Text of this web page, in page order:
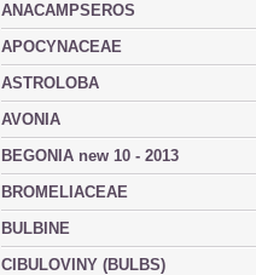
ANACAMPSEROS
APOCYNACEAE
ASTROLOBA
AVONIA
BEGONIA new 10 - 2013
BROMELIACEAE
BULBINE
CIBULOVINY (BULBS)